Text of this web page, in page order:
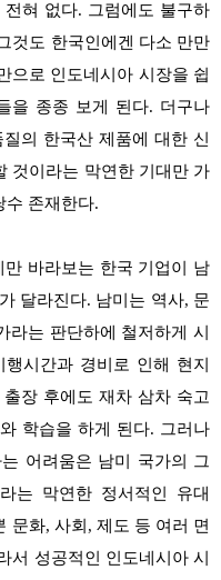
혀 없다. 그럼에도 불구하
것도 한국인에겐 다소 만만
으로 인도네시아 시장을 쉽
을 종종 보게 된다. 더구나
의 한국산 제품에 대한 신
것이라는 막연한 기대만 가
수 존재한다.
만 바라보는 한국 기업이 남
달라진다. 남미는 역사, 문
라는 판단하에 철저하게 시
행시간과 경비로 인해 현지
출장 후에도 재차삼차 숙고
와 학습을 하게 된다. 그러나
는 어려움은 남미 국가의 그
는 막연한 정서적인 유대
문화, 사회, 제도 등 여러 면
서 성공적인 인도네시아 시